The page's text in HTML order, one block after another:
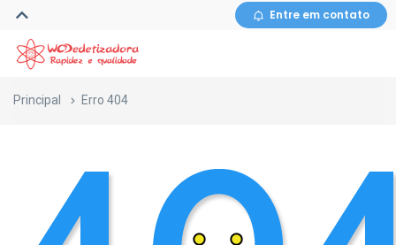
Entre em contato
Principal Erro 404